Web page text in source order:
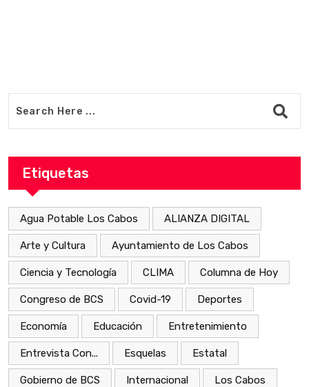
Etiquetas
Agua Potable Los Cabos ALIANZA DIGITAL
Arte y Cultura Ayuntamiento de Los Cabos
Ciencia y Tecnología CLIMA Columna de Hoy
Congreso de BCS Covid-19 Deportes
Economía Educación Entretenimiento
Entrevista Con... Esquelas Estatal
Gobierno de BCS Internacional Los Cabos